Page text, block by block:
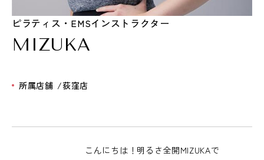
ピラティス・EMSインストラクター
MIZUKA
所属店舗 荻窪店
こんにちは！明るさ全開MIZUKAで